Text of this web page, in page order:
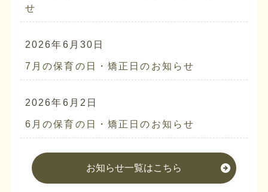
せ
2026年6月30日
7月の保育の日・矯正日のお知らせ
2026年6月2日
6月の保育の日・矯正日のお知らせ
お知らせ一覧はこちら